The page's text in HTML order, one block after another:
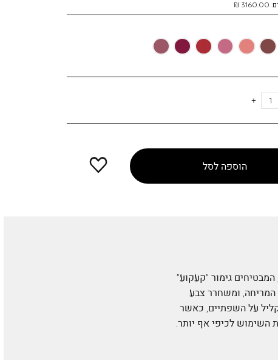
הוספה
הוספה לסל
המבטיחים גימור ”קעקוע”
המריחה, ומשחרר צבע
על השפתיים, כאשר
השימוש לכיפי אף יותר.